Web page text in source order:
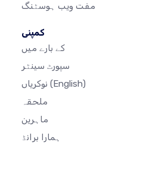
مفت ویب ہوسٹنگ
کمپنی
کے بارے میں
سپورٹ سینٹر
(English)
ملحقہ
ماہرین
ہمارا برانڈ